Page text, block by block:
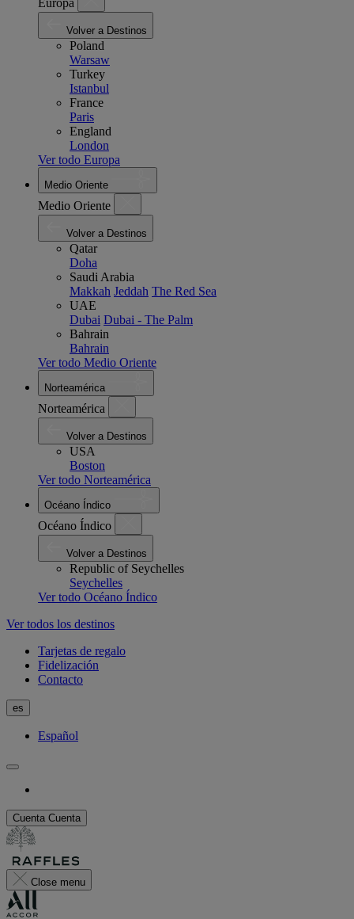
Europa
Volver a Destinos
Poland
Warsaw
Turkey
Istanbul
France
Paris
England
London
Ver todo Europa
Medio Oriente
Medio Oriente
Volver a Destinos
Qatar
Doha
Saudi Arabia
Makkah Jeddah The Red Sea
UAE
Dubai Dubai - The Palm
Bahrain
Bahrain
Ver todo Medio Oriente
Norteamérica
Norteamérica
Volver a Destinos
USA
Boston
Ver todo Norteamérica
Océano Índico
Océano Índico
Volver a Destinos
Republic of Seychelles
Seychelles
Ver todo Océano Índico
Ver todos los destinos
Tarjetas de regalo
Fidelización
Contacto
es
Español
Cuenta Cuenta
Close menu